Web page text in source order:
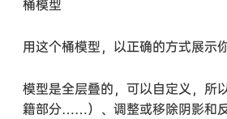
桶模型
用这个桶模型，以正确的方式展示
模型是全层叠的，可以自定义，所
籍部分……）、调整或移除阴影和反